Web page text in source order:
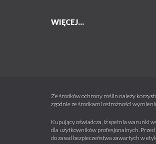
WIĘCEJ...
Ze środków ochrony roślin należy
zgodnie ze środkami ostrożności
Kupujący oświadcza, iż spełnia warunki
dla użytkowników profesjonalnych. Przed
do zasad bezpieczeństwa zawartych w